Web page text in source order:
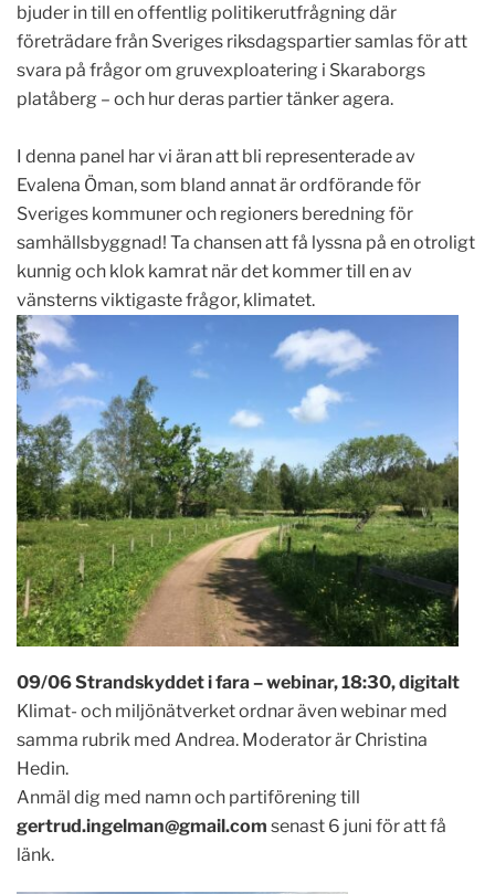
bjuder in till en offentlig politikerutfrågning där
företrädare från Sveriges riksdagspartier samlas för att
svara på frågor om gruvexploatering i Skaraborgs
platåberg – och hur deras partier tänker agera.
I denna panel har vi äran att bli representerade av
Evalena Öman, som bland annat är ordförande för
Sveriges kommuner och regioners beredning för
samhällsbyggnad! Ta chansen att få lyssna på en otroligt
kunnig och klok kamrat när det kommer till en av
vänsterns viktigaste frågor, klimatet.
09/06 Strandskyddet i fara – webinar, 18:30, digitalt
Klimat- och miljönätverket ordnar även webinar med
samma rubrik med Andrea. Moderator är Christina
Hedin.
Anmäl dig med namn och partiförening till
gertrud.ingelman@gmail.com senast 6 juni för att få
länk.